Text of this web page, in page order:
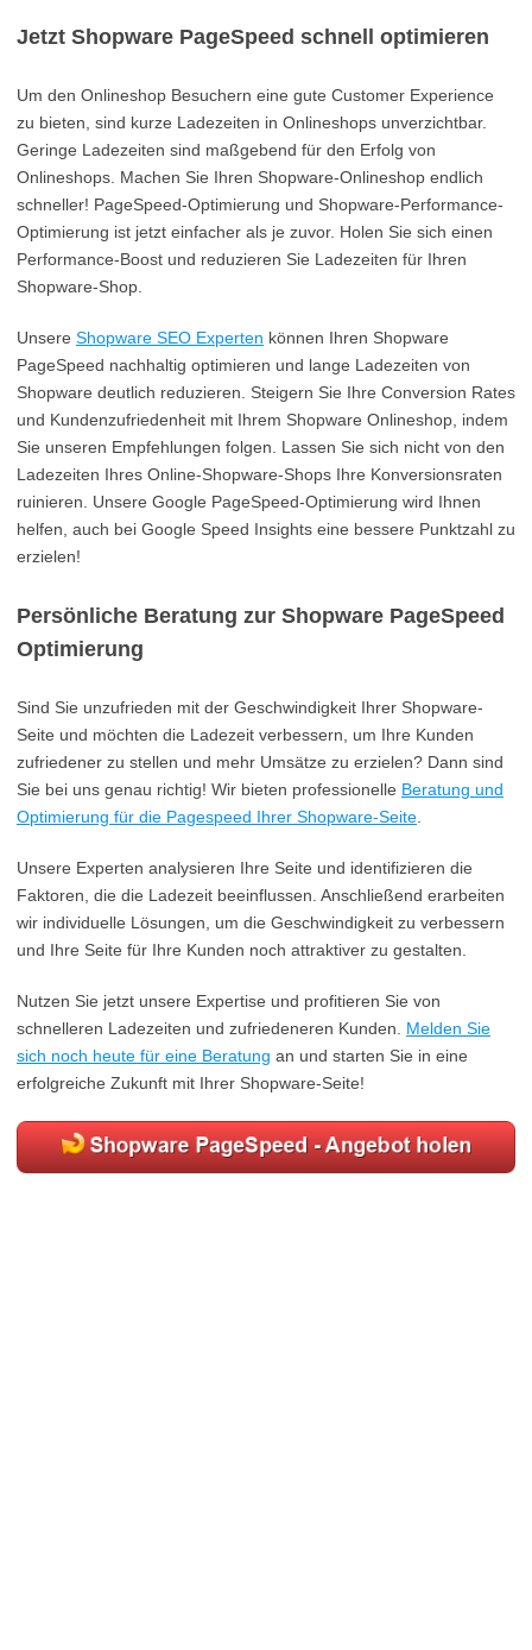
Jetzt Shopware PageSpeed schnell optimieren
Um den Onlineshop Besuchern eine gute Customer Experience
zu bieten, sind kurze Ladezeiten in Onlineshops unverzichtbar.
Geringe Ladezeiten sind maßgebend für den Erfolg von
Onlineshops. Machen Sie Ihren Shopware-Onlineshop endlich
schneller! PageSpeed-Optimierung und Shopware-Performance-
Optimierung ist jetzt einfacher als je zuvor. Holen Sie sich einen
Performance-Boost und reduzieren Sie Ladezeiten für Ihren
Shopware-Shop.
Unsere Shopware SEO Experten können Ihren Shopware
PageSpeed nachhaltig optimieren und lange Ladezeiten von
Shopware deutlich reduzieren. Steigern Sie Ihre Conversion Rates
und Kundenzufriedenheit mit Ihrem Shopware Onlineshop, indem
Sie unseren Empfehlungen folgen. Lassen Sie sich nicht von den
Ladezeiten Ihres Online-Shopware-Shops Ihre Konversionsraten
ruinieren. Unsere Google PageSpeed-Optimierung wird Ihnen
helfen, auch bei Google Speed Insights eine bessere Punktzahl zu
erzielen!
Persönliche Beratung zur Shopware PageSpeed
Optimierung
Sind Sie unzufrieden mit der Geschwindigkeit Ihrer Shopware-
Seite und möchten die Ladezeit verbessern, um Ihre Kunden
zufriedener zu stellen und mehr Umsätze zu erzielen? Dann sind
Sie bei uns genau richtig! Wir bieten professionelle Beratung und
Optimierung für die Pagespeed Ihrer Shopware-Seite
Unsere Experten analysieren Ihre Seite und identifizieren die
Faktoren, die die Ladezeit beeinflussen. Anschließend erarbeiten
wir individuelle Lösungen, um die Geschwindigkeit zu verbessern
und Ihre Seite für Ihre Kunden noch attraktiver zu gestalten.
Nutzen Sie jetzt unsere Expertise und profitieren Sie von
schnelleren Ladezeiten und zufriedeneren Kunden. Melden Sie
sich noch heute für eine Beratung an und starten Sie in eine
erfolgreiche Zukunft mit Ihrer Shopware-Seite!